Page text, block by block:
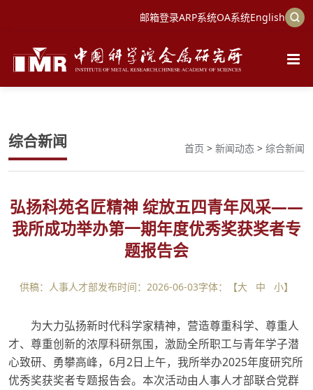
邮箱登录ARP系统OA系统English
综合新闻 首页 > 新闻动态 > 综合新闻
弘扬科苑名匠精神 绽放五四青年风采——
我所成功举办第一期年度优秀奖获奖者专
题报告会
供稿：人事人才部发布时间：2026-06-03字体：【大 中 小】
为大力弘扬新时代科学家精神，营造尊重科学、尊重人
才、尊重创新的浓厚科研氛围，激励全所职工与青年学子潜
心致研、勇攀高峰，6月2日上午，我所举办2025年度研究所
优秀奖获奖者专题报告会。本次活动由人事人才部联合党群